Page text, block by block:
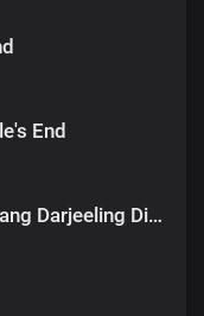
End
Maan Chari Shreya Sotang Darjeeling Diary .mp3